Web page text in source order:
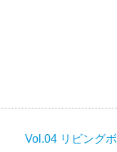
Vol.04 リビングボ